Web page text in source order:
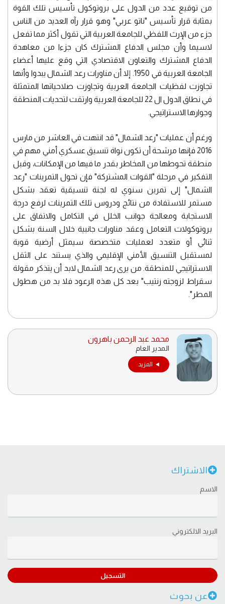
من توقيع عدد من الدول على بروتوكول تأسيس تلك القوة
بمثابة قرار تأسيس "ناتو عربي" وهو قرار رآه العديد من الناس
جزء من الإرث اللفظي للجامعة العربية التي تقول أكثر مما تفعل
لاسيما وأن مجلس الدفاع المشترك كان جزءا من معاهدة
الدفاع المشترك والتعاون الاقتصادي التي وقع عليها أعضاء
الجامعة العربية في 1950. إلا أن مناورات رعد الشمال يبدوا وأنها
تجاوزت لفظيات الجامعة العربية وتجاوزت صلاحياتها المتمثلة
في نطاق الدول ال 22 للجامعة العربية وارتقت لتحديات المنطقة
وجوارها الاستراتيجي.
ورغم أن عمليات "رعد الشمال" قد انتهت في العاشر من مارس
2016 فإنها مرشحة أن تكون نواة تنسيق عسكري أمني مهم في
منطقة تحوطها من المخاطر بقدر ما فيها من الإمكانات، وقبل
التفكير في مرحلة "القوات المشتركة" فإن تحول التمرينات "رعد
الشمال" إلى تمرين سنوي له لجنة تنسيقية تعقد بشكل
مستمر للاستفادة من نتائج ودروس تلك التمرينات لرفع درجة
الاستجابة ومعالجة جوانب الخلل في التكامل والاتفاق على
بروتوكولات التعامل وعقد مناورات جانبية خلال السنة بشكل
ثنائي أو متعدد لعمليات متخصصة سيمثل أرضية قوية
لمستقبل التنسيق الأمني الإقليمي والذي يستند على الثقل
الاستراتيجي للمنطقة. من يرى رعد الشمال لابد أن يتذكر مقولة
سقراط لزوجته زنتيب" بعد كل هذه الرعود فلا بد من هطول
المطر".
محمد عبد الرحمن باهرون
المدير العام
المزيد
الاشتراك
الاسم
البريد الالكتروني
التسجيل
عن بحوث